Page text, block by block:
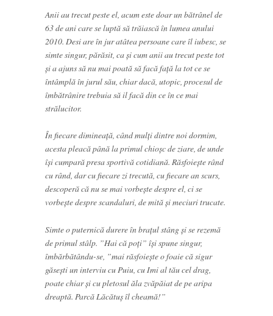
Anii au trecut peste el, acum este doar un bătrânel de
63 de ani care se luptă să trăiască în lumea anului
2010. Desi are în jur atâtea persoane care îl iubesc, se
simte singur, părăsit, ca și cum anii au trecut peste tot
și a ajuns să nu mai poată să facă faţă la tot ce se
întâmplă în jurul său, chiar dacă, utopic, procesul de
îmbătrânire trebuia să il facă din ce în ce mai
strălucitor.
În fiecare dimineaţă, când mulți dintre noi dormim,
acesta pleacă până la primul chioșc de ziare, de unde
îşi cumpară presa sportivă cotidiană. Răsfoiește rând
cu rând, dar cu fiecare zi trecută, cu fiecare an scurs,
descoperă că nu se mai vorbește despre el, ci se
vorbește despre scandaluri, de mită și meciuri trucate.
Simte o puternică durere în brațul stâng și se rezemă
de primul stâlp. ”Hai că poți” își spune singur,
îmbărbătându-se, ”mai răsfoiește o foaie că sigur
găsești un interviu cu Puiu, cu Imi al tău cel drag,
poate chiar și cu pletosul ăla zvăpăiat de pe aripa
dreaptă. Parcă Lăcătuș îl cheamă!”